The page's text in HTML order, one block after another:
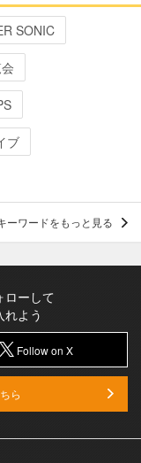
SONIC
ブ
ーワードをもっと見る
ローして
よう
Follow on X
ら